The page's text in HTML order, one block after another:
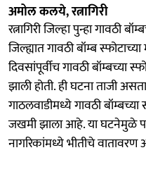
अमोल कलये, रत्नागिरी
रत्नागिरी जिल्हा पुन्हा गावठी
जिल्ह्यात गावठी बॉम्ब
दिवसांपूर्वीच गावठी बॉम्बच्या
झाली होती. ही घटना ताजी
गाठलवाडीमध्ये गावठी
जखमी झाला आहे. या घटनेमुळे
नागरिकांमध्ये भीतीचे